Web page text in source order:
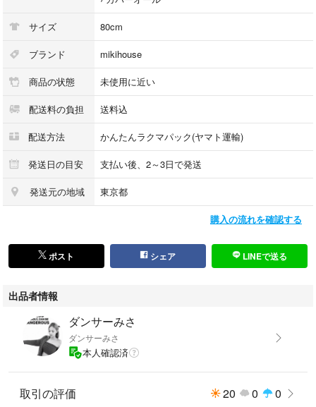
- デザイン: ウサギの耳付きフード
- 内側の素材: 花柄の裏地
- ファスナー: 前面全開ファスナー
- サイズ: 60-80
※複数のフリマアプリに出品してますので、突然出品停止することがあり
ます。予めご了承ください。
#ミキハウス
#しまむら
#赤ちゃん本舗
サイズ 80cm
ブランド mikihouse
商品の状態 未使用に近い
配送料の負担 送料込
配送方法 かんたんラクマパック(ヤマト運輸)
発送日の目安 支払い後、2～3日で発送
発送元の地域 東京都
購入の流れを確認する
ポスト シェア LINEで送る
出品者情報
ダンサーみさ
ダンサーみさ
本人確認済
取引の評価 20 0 0